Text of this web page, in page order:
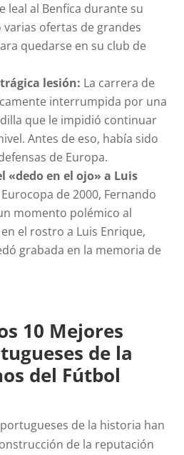
leal al Benfica durante su
ofertas de grandes
quedarse en su club de
lesión: La carrera de
interrumpida por una
que le impidió continuar
Antes de eso, había sido
de Europa.
«dedo en el ojo» a Luis
de 2000, Fernando
momento polémico al
el rostro a Luis Enrique,
grabada en la memoria de
10 Mejores
de la
del Fútbol
de la historia han
de la reputación